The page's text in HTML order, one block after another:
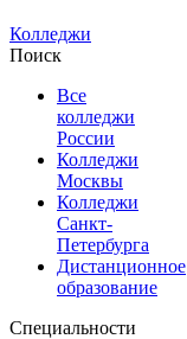
Колледжи
Поиск
Все
колледжи
России
Колледжи
Москвы
Колледжи
Санкт-
Петербурга
Дистанционное
образование
Специальности